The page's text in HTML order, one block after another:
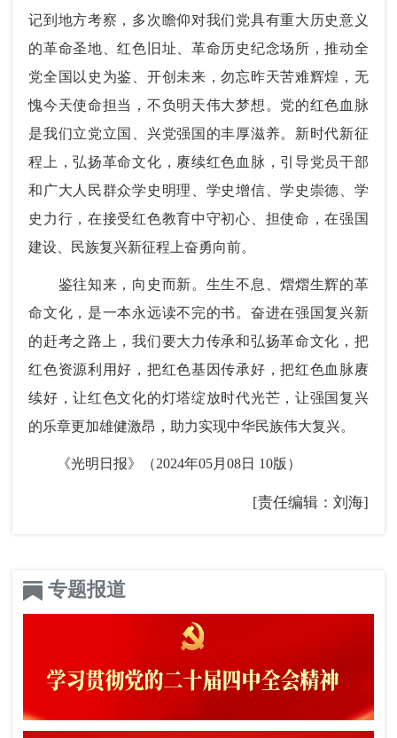
记到地方考察，多次瞻仰对我们党具有重大历史意义
的革命圣地、红色旧址、革命历史纪念场所，推动全
党全国以史为鉴、开创未来，勿忘昨天苦难辉煌，无
愧今天使命担当，不负明天伟大梦想。党的红色血脉
是我们立党立国、兴党强国的丰厚滋养。新时代新征
程上，弘扬革命文化，赓续红色血脉，引导党员干部
和广大人民群众学史明理、学史增信、学史崇德、学
史力行，在接受红色教育中守初心、担使命，在强国
建设、民族复兴新征程上奋勇向前。
鉴往知来，向史而新。生生不息、熠熠生辉的革
命文化，是一本永远读不完的书。奋进在强国复兴新
的赶考之路上，我们要大力传承和弘扬革命文化，把
红色资源利用好，把红色基因传承好，把红色血脉赓
续好，让红色文化的灯塔绽放时代光芒，让强国复兴
的乐章更加雄健激昂，助力实现中华民族伟大复兴。
《光明日报》（2024年05月08日 10版）
[责任编辑：刘海]
专题报道